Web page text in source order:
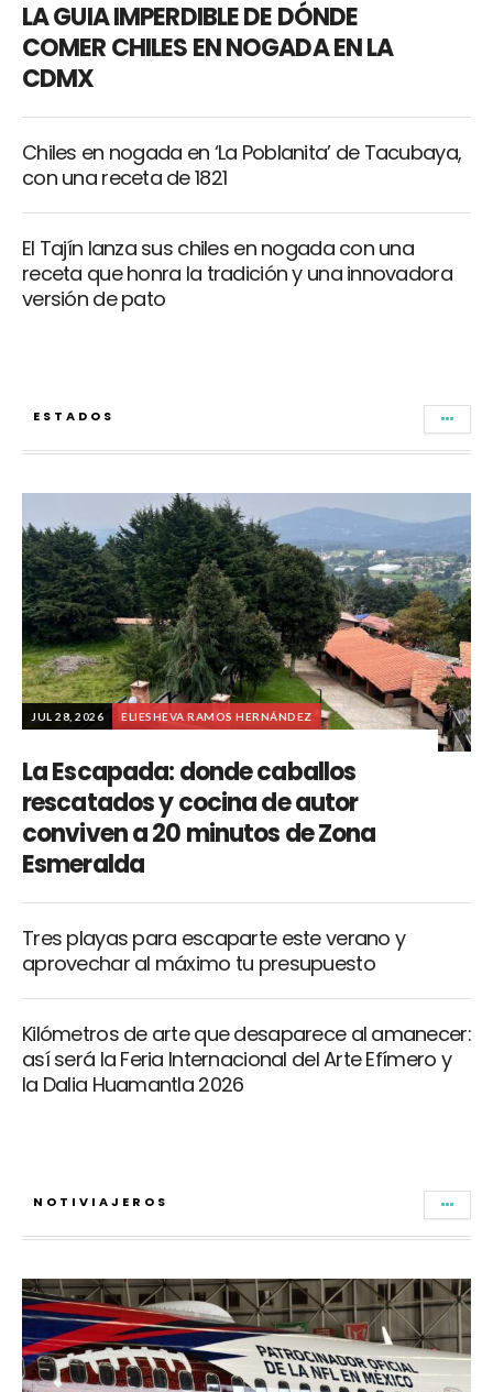
LA GUIA IMPERDIBLE DE DÓNDE
COMER CHILES EN NOGADA EN LA
CDMX
Chiles en nogada en ‘La Poblanita’ de Tacubaya,
con una receta de 1821
El Tajín lanza sus chiles en nogada con una
receta que honra la tradición y una innovadora
versión de pato
ESTADOS
JUL 28, 2026 ELIESHEVA RAMOS HERNÁNDEZ
La Escapada: donde caballos
rescatados y cocina de autor
conviven a 20 minutos de Zona
Esmeralda
Tres playas para escaparte este verano y
aprovechar al máximo tu presupuesto
Kilómetros de arte que desaparece al amanecer:
así será la Feria Internacional del Arte Efímero y
la Dalia Huamantla 2026
NOTIVIAJEROS